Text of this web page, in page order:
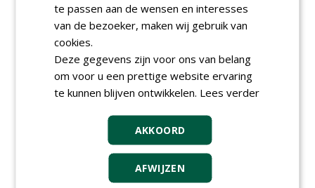
Hoofd Greenkeeper bij
golfbaan De Woeste Kop
Proefveldmedewerker/
Chauffeur
landbouwmachines bij DSV
zaden Nederland B.V.
Kasmedewerker (fulltime) bij
DSV zaden Nederland B.V.
06-08-2026, Ven-Zelderheide
Allround
te passen aan de wensen en interesses
van de bezoeker, maken wij gebruik van
cookies.
Deze gegevens zijn voor ons van belang
om voor u een prettige website ervaring
te kunnen blijven ontwikkelen. Lees verder
AKKOORD
AFWIJZEN